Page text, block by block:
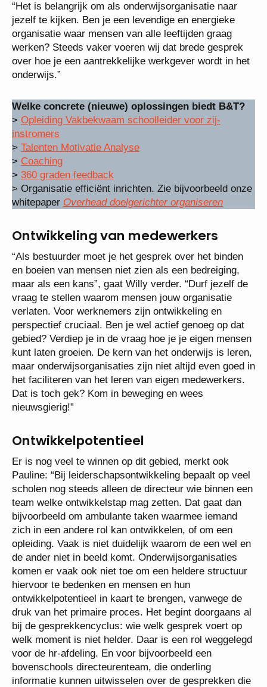
“Het is belangrijk om als onderwijsorganisatie naar
jezelf te kijken. Ben je een levendige en energieke
organisatie waar mensen van alle leeftijden graag
werken? Steeds vaker voeren wij dat brede gesprek
over hoe je een aantrekkelijke werkgever wordt in het
onderwijs.”
Welke concrete (nieuwe) oplossingen biedt B&T?
> Opleiding Vakbekwaam schoolleider voor zij-
instromers
> Talenten Motivatie Analyse
> Coaching
> 360 graden feedback
> Organisatie efficiënt inrichten. Zie bijvoorbeeld onze
whitepaper Overhead doelgerichter organiseren
Ontwikkeling van medewerkers
“Als bestuurder moet je het gesprek over het binden
en boeien van mensen niet zien als een bedreiging,
maar als een kans”, gaat Willy verder. “Durf jezelf de
vraag te stellen waarom mensen jouw organisatie
verlaten. Voor werknemers zijn ontwikkeling en
perspectief cruciaal. Ben je wel actief genoeg op dat
gebied? Verdiep je in de vraag hoe je je eigen mensen
kunt laten groeien. De kern van het onderwijs is leren,
maar onderwijsorganisaties zijn niet altijd even goed in
het faciliteren van het leren van eigen medewerkers.
Dat is toch gek? Kom in beweging en wees
nieuwsgierig!”
Ontwikkelpotentieel
Er is nog veel te winnen op dit gebied, merkt ook
Pauline: “Bij leiderschapsontwikkeling bepaalt op veel
scholen nog steeds alleen de directeur wie binnen een
team welke ontwikkelstap mag zetten. Dat gaat dan
bijvoorbeeld om ambulante taken waarmee iemand
zich in een andere rol kan ontwikkelen, of om een
opleiding. Vaak is niet duidelijk waarom de een wel en
de ander niet in beeld komt. Onderwijsorganisaties
komen er vaak ook niet toe om een heldere structuur
hiervoor te bedenken en mensen en hun
ontwikkelpotentieel in kaart te brengen, vanwege de
druk van het primaire proces. Het begint doorgaans al
bij de gesprekkencyclus: wie welk gesprek voert op
welk moment is niet helder. Daar is een rol weggelegd
voor de hr-afdeling. En voor bijvoorbeeld een
bovenschools directeurenteam, die onderling
informatie kunnen uitwisselen over de gesprekken die